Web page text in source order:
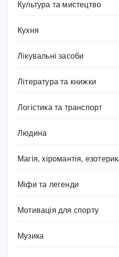
Культура та мистецтво
Кухня
Лікувальні засоби
Література та книжки
Логістика та транспорт
Людина
Магія, хіромантія,
Міфи та легенди
Мотивація для спорту
Музика